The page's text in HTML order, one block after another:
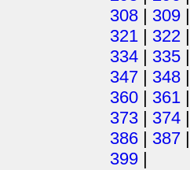
308 | 309 |
321 | 322 |
334 | 335 |
347 | 348 |
360 | 361 |
373 | 374 |
386 | 387 |
399 |